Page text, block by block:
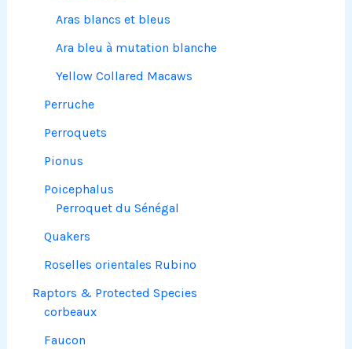
Aras blancs et bleus
Ara bleu à mutation blanche
Yellow Collared Macaws
Perruche
Perroquets
Pionus
Poicephalus
Perroquet du Sénégal
Quakers
Roselles orientales Rubino
Raptors & Protected Species
corbeaux
Faucon